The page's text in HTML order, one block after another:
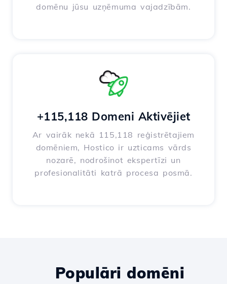
domēnu jūsu uzņēmuma vajadzībām.
+115,118 Domeni Aktivējiet
Ar vairāk nekā 115,118 reģistrētajiem
domēniem, Hostico ir uzticams vārds
nozarē, nodrošinot ekspertīzi un
profesionalitāti katrā procesa posmā.
Populāri domēni